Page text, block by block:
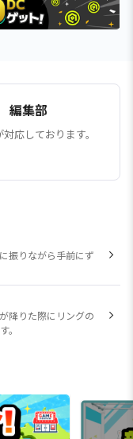
編集部
応しております。
振りながら手前にず
降りた際にリングの
。